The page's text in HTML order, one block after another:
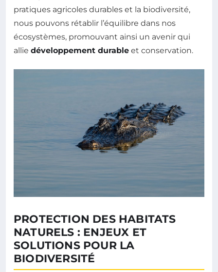
pratiques agricoles durables et la biodiversité,
nous pouvons rétablir l’équilibre dans nos
écosystèmes, promouvant ainsi un avenir qui
allie développement durable et conservation.
PROTECTION DES HABITATS
NATURELS : ENJEUX ET
SOLUTIONS POUR LA
BIODIVERSITÉ